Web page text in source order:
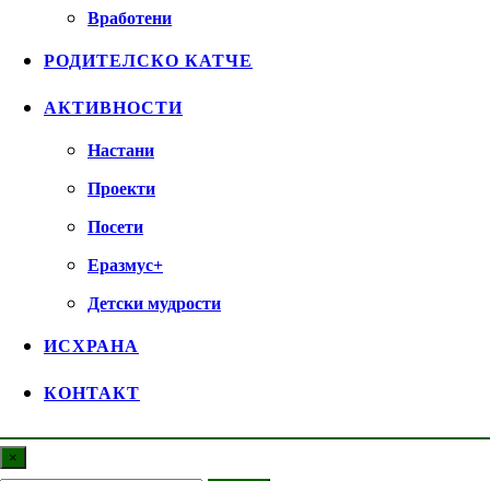
Вработени
РОДИТЕЛСКО КАТЧЕ
АКТИВНОСТИ
Настани
Проекти
Посети
Еразмус+
Детски мудрости
ИСХРАНА
КОНТАКТ
×